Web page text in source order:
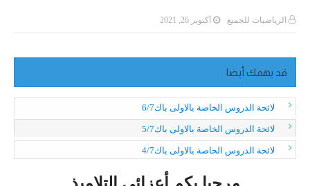
الرياضيات للجميع أكتوبر 26, 2021
قد يهمك أيضا
لائحة الدروس الخاصة بالاولى باك6/7
لائحة الدروس الخاصة بالاولى باك5/7
لائحة الدروس الخاصة بالاولى باك4/7